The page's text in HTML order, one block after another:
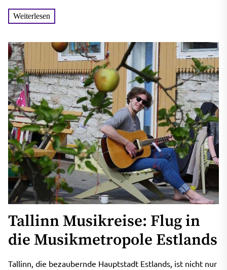
einzigartige lokale Kultur...
Weiterlesen
Tallinn Musikreise: Flug in
die Musikmetropole Estlands
Tallinn, die bezaubernde Hauptstadt Estlands, ist nicht nur